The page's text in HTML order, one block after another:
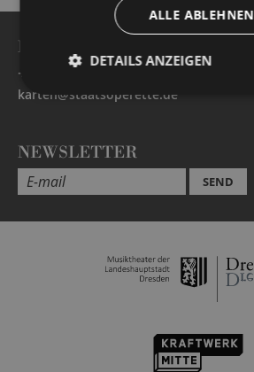
BESUCHERSERVICE
+49 351 32042 222
karten@staatsoperette.de
NEWSLETTER
SEND
ALLE ABLEHNEN
DETAILS ANZEIGEN